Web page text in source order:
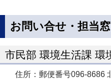
お問い合せ・担当
市民部 環境生活課 環
住所：郵便番号096-8686